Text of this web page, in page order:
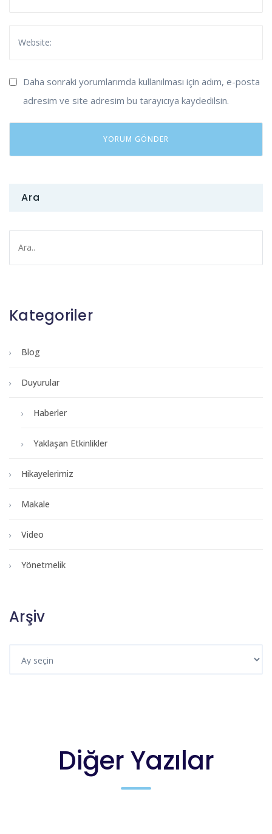
Daha sonraki yorumlarımda kullanılması için adım, e-posta
adresim ve site adresim bu tarayıcıya kaydedilsin.
Ara
Kategoriler
Blog
Duyurular
Haberler
Yaklaşan Etkinlikler
Hikayelerimiz
Makale
Video
Yönetmelik
Arşiv
Diğer Yazılar